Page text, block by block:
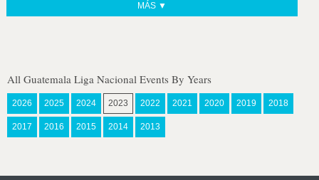
MÁS ▼
All Guatemala Liga Nacional Events By Years
2026 2025 2024 2023 2022 2021 2020 2019 2018
2017 2016 2015 2014 2013